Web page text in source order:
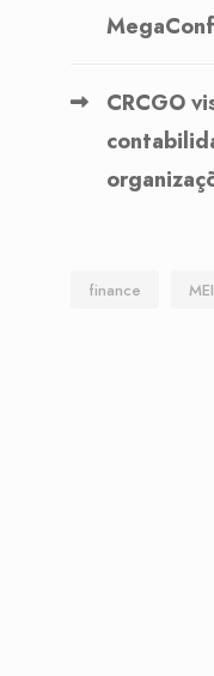
CRCGO
finance MEI